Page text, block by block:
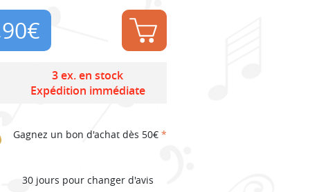
€
3 ex. en stock
Expédition immédiate
Gagnez un bon d'achat dès 50€ *
30 jours pour changer d'avis